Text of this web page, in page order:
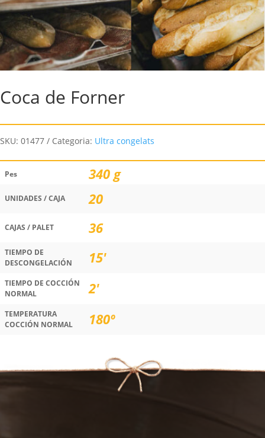
Coca de Forner
SKU: 01477 Categoria: Ultra congelats
Pes 340 g
UNIDADES / CAJA 20
CAJAS / PALET 36
TIEMPO DE
DESCONGELACIÓN
15'
TIEMPO DE COCCIÓN
NORMAL
2'
TEMPERATURA
COCCIÓN NORMAL
180º